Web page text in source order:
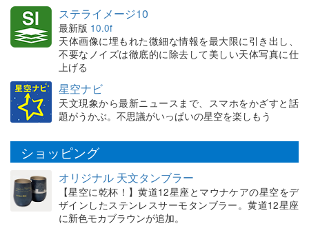
ステライメージ10
最新版 10.0f
天体画像に埋もれた微細な情報を最大限に引き出し、
不要なノイズは徹底的に除去して美しい天体写真に仕
上げる
星空ナビ
天文現象から最新ニュースまで、スマホをかざすと話
題がうかぶ。不思議がいっぱいの星空を楽しもう
ショッピング
オリジナル 天文タンブラー
【星空に乾杯！】黄道12星座とマウナケアの星空をデ
ザインしたステンレスサーモタンブラー。黄道12星座
に新色モカブラウンが追加。